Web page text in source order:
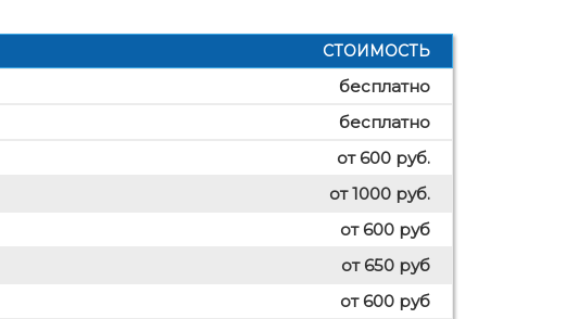
СТОИМОСТЬ
бесплатно
бесплатно
от 600 руб.
от 1000 руб.
от 600 руб
от 650 руб
от 600 руб